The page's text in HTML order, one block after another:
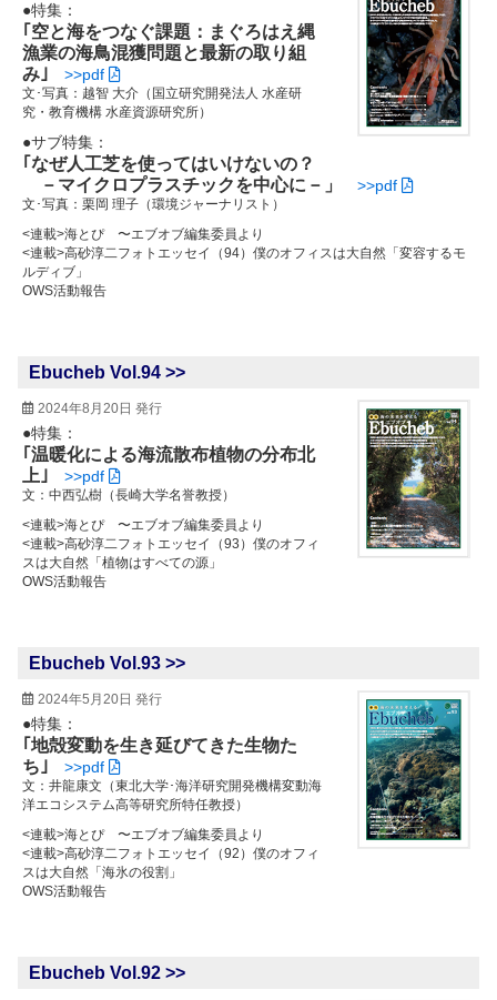
●特集：
｢空と海をつなぐ課題：まぐろはえ縄
漁業の海鳥混獲問題と最新の取り組
み｣
>>pdf
文･写真：越智 大介（国立研究開発法人 水産研
究・教育機構 水産資源研究所）
●サブ特集：
｢なぜ人工芝を使ってはいけないの？
－マイクロプラスチックを中心に－」
>>pdf
文･写真：栗岡 理子（環境ジャーナリスト）
<連載>海とぴ 〜エブオブ編集委員より
<連載>高砂淳二フォトエッセイ（94）僕のオフィスは大自然「変容するモ
ルディブ」
OWS活動報告
Ebucheb Vol.94 >>
2024年8月20日 発行
●特集：
｢温暖化による海流散布植物の分布北
上｣
>>pdf
文：中西弘樹（長崎大学名誉教授）
<連載>海とぴ 〜エブオブ編集委員より
<連載>高砂淳二フォトエッセイ（93）僕のオフィ
スは大自然「植物はすべての源」
OWS活動報告
Ebucheb Vol.93 >>
2024年5月20日 発行
●特集：
｢地殻変動を生き延びてきた生物た
ち｣
>>pdf
文：井龍康文（東北大学･海洋研究開発機構変動海
洋エコシステム高等研究所特任教授）
<連載>海とぴ 〜エブオブ編集委員より
<連載>高砂淳二フォトエッセイ（92）僕のオフィ
スは大自然「海氷の役割」
OWS活動報告
Ebucheb Vol.92 >>